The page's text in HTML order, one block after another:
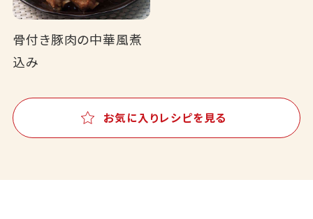
骨付き豚肉の中華風煮
込み
お気に入りレシピを見る